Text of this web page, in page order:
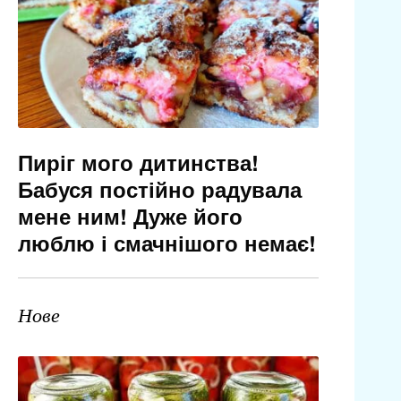
Пиріг мого дитинства!
Бабуся постійно радувала
мене ним! Дуже його
люблю і смачнішого немає!
Нове